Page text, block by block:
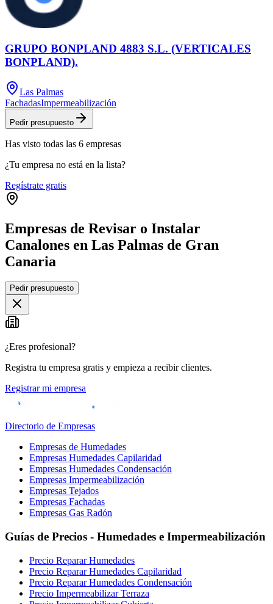
GRUPO BONPLAND 4883 S.L. (VERTICALES
BONPLAND).
Las Palmas
FachadasImpermeabilización
Pedir presupuesto
Has visto todas las 6 empresas
¿Tu empresa no está en la lista?
Regístrate gratis
Empresas de Revisar o Instalar
Canalones en Las Palmas de Gran
Canaria
+
−
Pedir presupuesto
¿Eres profesional?
Registra tu empresa gratis y empieza a recibir clientes.
Registrar mi empresa
Directorio de Empresas
Empresas de Humedades
Empresas Humedades Capilaridad
Empresas Humedades Condensación
Empresas Impermeabilización
Empresas Tejados
Empresas Fachadas
Empresas Gas Radón
Guías de Precios - Humedades e Impermeabilización
Precio Reparar Humedades
Precio Reparar Humedades Capilaridad
Precio Reparar Humedades Condensación
Precio Impermeabilizar Terraza